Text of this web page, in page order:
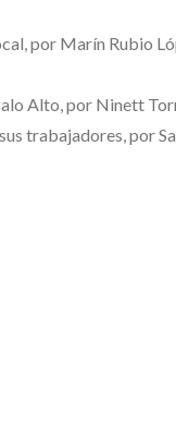
por Marín Rubio
Alto, por Ninett
trabajadores, por